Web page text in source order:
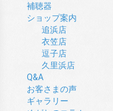
補聴器
ショップ案内
追浜店
衣笠店
逗子店
久里浜店
Q&A
お客さまの声
ギャラリー